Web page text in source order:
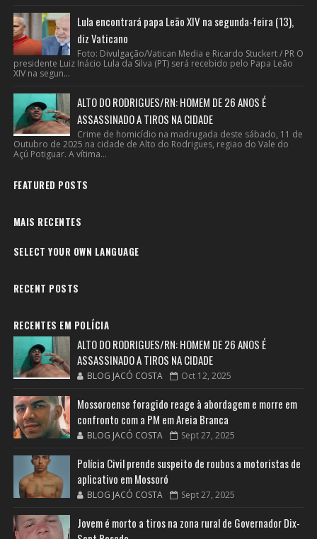
Lula encontrará papa Leão XIV na segunda-feira (13),
diz Vaticano
Foto: Divulgação/Vatican Media e Ricardo Stuckert / PR O
presidente Luiz Inácio Lula da Silva (PT) será recebido pelo Papa Leão
XIV na segun...
ALTO DO RODRIGUES/RN: HOMEM DE 26 ANOS É
ASSASSINADO A TIROS NA CIDADE
Crime de homicídio na madrugada deste sábado, 11 de
Outubro de 2025 na cidade de Alto do Rodrigues, regiao do Vale do
Açú Potiguar. A vítima...
FEATURED POSTS
MAIS RECENTES
SELECT YOUR OWN LANGUAGE
RECENT POSTS
RECENTES EM POLÍCIA
ALTO DO RODRIGUES/RN: HOMEM DE 26 ANOS É
ASSASSINADO A TIROS NA CIDADE
BLOG JACÓ COSTA Oct 12, 2025
Mossoroense foragido reage à abordagem e morre em
confronto com a PM em Areia Branca
BLOG JACÓ COSTA Sept 27, 2025
Polícia Civil prende suspeito de roubos a motoristas de
aplicativo em Mossoró
BLOG JACÓ COSTA Sept 27, 2025
Jovem é morto a tiros na zona rural de Governador Dix-